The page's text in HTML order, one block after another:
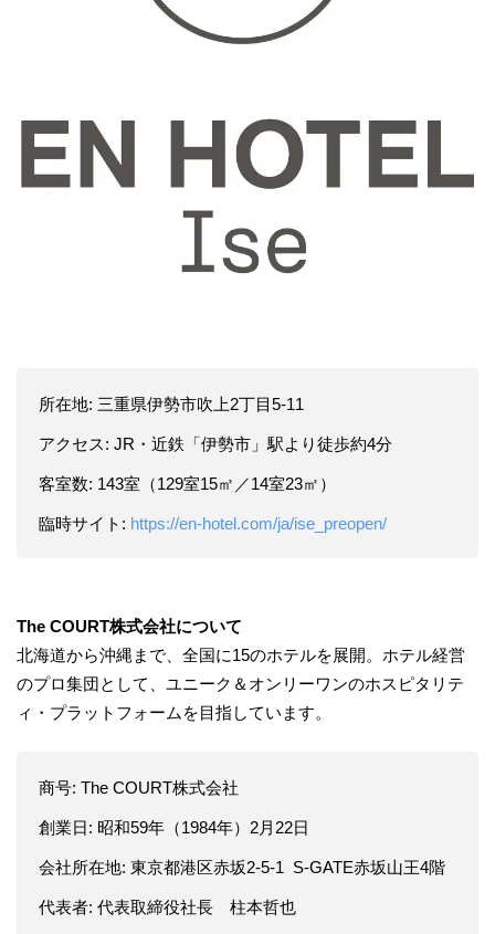
所在地: 三重県伊勢市吹上2丁目5-11
アクセス: JR・近鉄「伊勢市」駅より徒歩約4分
客室数: 143室（129室15㎡／14室23㎡）
臨時サイト: https://en-hotel.com/ja/ise_preopen/
The COURT株式会社について
北海道から沖縄まで、全国に15のホテルを展開。ホテル経営
のプロ集団として、ユニーク＆オンリーワンのホスピタリテ
ィ・プラットフォームを目指しています。
商号: The COURT株式会社
創業日: 昭和59年（1984年）2月22日
会社所在地: 東京都港区赤坂2-5-1 S-GATE赤坂山王4階
代表者: 代表取締役社長 柱本哲也